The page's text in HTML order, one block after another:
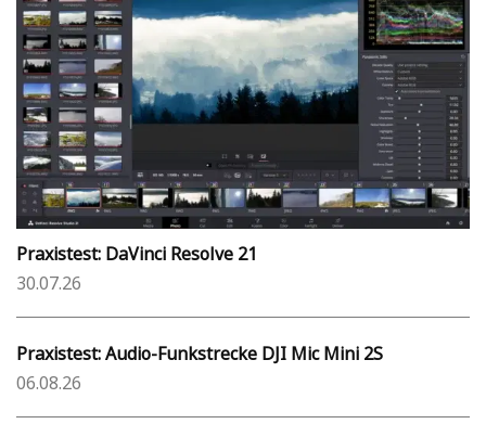
Praxistest: DaVinci Resolve 21
30.07.26
Praxistest: Audio-Funkstrecke DJI Mic Mini 2S
06.08.26